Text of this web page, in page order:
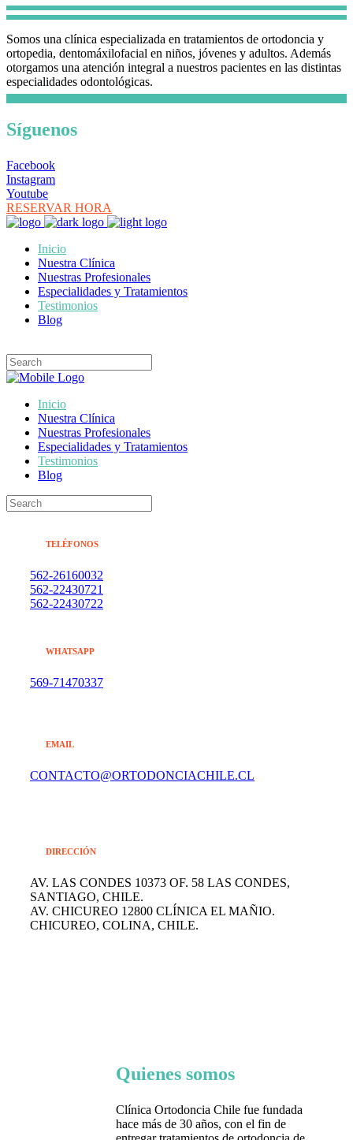
Somos una clínica especializada en tratamientos de ortodoncia y
ortopedia, dentomáxilofacial en niños, jóvenes y adultos. Además
otorgamos una atención integral a nuestros pacientes en las distintas
especialidades odontológicas.
Síguenos
Facebook
Instagram
Youtube
RESERVAR HORA
Inicio
Nuestra Clínica
Nuestras Profesionales
Especialidades y Tratamientos
Testimonios
Blog
Inicio
Nuestra Clínica
Nuestras Profesionales
Especialidades y Tratamientos
Testimonios
Blog
TELÉFONOS
562-26160032
562-22430721
562-22430722
WHATSAPP
569-71470337
EMAIL
CONTACTO@ORTODONCIACHILE.CL
DIRECCIÓN
AV. LAS CONDES 10373 OF. 58 LAS CONDES,
SANTIAGO, CHILE.
AV. CHICUREO 12800 CLÍNICA EL MAÑIO.
CHICUREO, COLINA, CHILE.
Quienes somos
Clínica Ortodoncia Chile fue fundada
hace más de 30 años, con el fin de